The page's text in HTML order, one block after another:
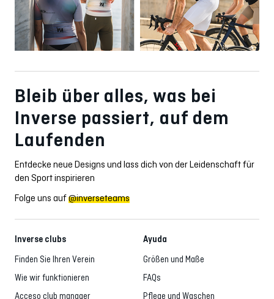
Bleib über alles, was bei
Inverse passiert, auf dem
Laufenden
Entdecke neue Designs und lass dich von der Leidenschaft für
den Sport inspirieren
Folge uns auf@inverseteams
Inverse clubs
Finden Sie Ihren Verein
Wie wir funktionieren
Acceso club manager
Ayuda
Größen und Maße
FAQs
Pflege und Waschen